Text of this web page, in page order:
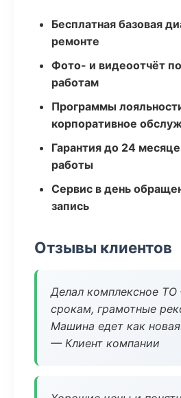
Бесплатная базовая
ремонте
Фото- и видеоотчёт
работам
Программы
корпоративное
Гарантия до 24
работы
Сервис в день
запись
Отзывы клиентов
Делал комплексное
срокам, грамотные
Машина едет как
— Клиент компании